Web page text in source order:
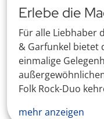
Erlebe die
Für alle Liebhaber
& Garfunkel bietet
einmalige
Folk Rock-Duo
mehr anzeigen